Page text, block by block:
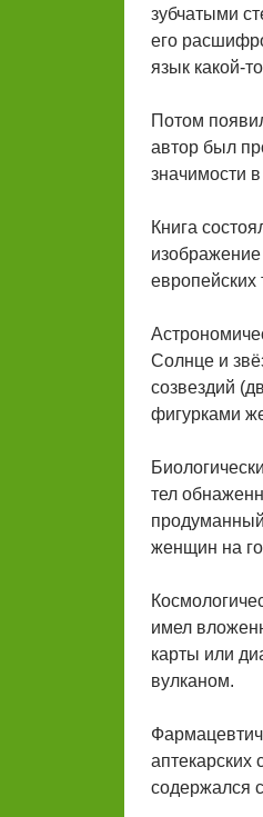
зубчатыми
его
язык какой-
Потом
автор был
значимости
Книга
изображение
европейских
Солнце и
созвездий
фигурками
тел
женщин на
имел
карты или
вулканом.
аптекарских
содержался